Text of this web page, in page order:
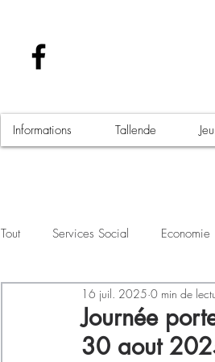
Informations Tallende
Tout Services Social Economie
Santé - Covid-19 Culture
Journée
30 aout
16 juil. 2025 0 min de